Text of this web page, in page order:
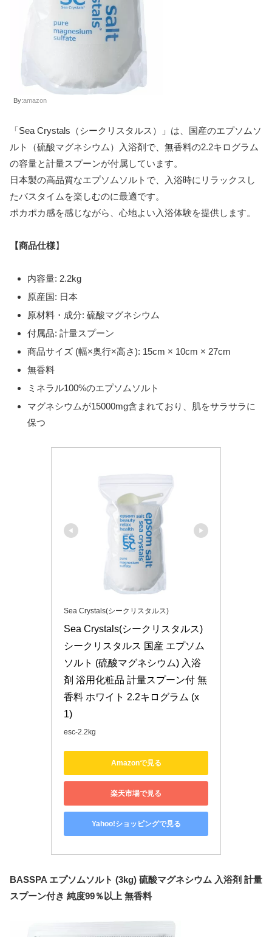
By:amazon
「Sea Crystals（シークリスタルス）」は、国産のエプソムソ
ルト（硫酸マグネシウム）入浴剤で、無香料の2.2キログラム
の容量と計量スプーンが付属しています。
日本製の高品質なエプソムソルトで、入浴時にリラックスし
たバスタイムを楽しむのに最適です。
ポカポカ感を感じながら、心地よい入浴体験を提供します。
【商品仕様】
内容量: 2.2kg
原産国: 日本
原材料・成分: 硫酸マグネシウム
付属品: 計量スプーン
商品サイズ (幅×奥行×高さ): 15cm × 10cm × 27cm
無香料
ミネラル100%のエプソムソルト
マグネシウムが15000mg含まれており、肌をサラサラに
保つ
Sea Crystals(シークリスタルス)
Sea Crystals(シークリスタルス)
シークリスタルス 国産 エプソム
ソルト (硫酸マグネシウム) 入浴
剤 浴用化粧品 計量スプーン付 無
香料 ホワイト 2.2キログラム (x
1)
esc-2.2kg
Amazonで見る
楽天市場で見る
Yahoo!ショッピングで見る
BASSPA エプソムソルト (3kg) 硫酸マグネシウム 入浴剤 計量
スプーン付き 純度99％以上 無香料